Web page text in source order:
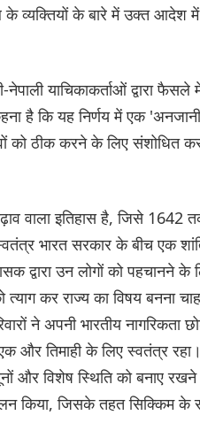
व्यक्तियों के बारे में उक्त आदेश में
नेपाली याचिकाकर्ताओं
है कि यह निर्णय में एक
को ठीक करने के लिए संशोधित
वाला इतिहास है, जिसे
भारत सरकार के बीच एक
द्वारा उन लोगों को पहचानने
कर राज्य का विषय बनना
ने अपनी भारतीय
और तिमाही के लिए स्वतंत्र
और विशेष स्थिति को बनाए
किया, जिसके तहत सिक्किम के